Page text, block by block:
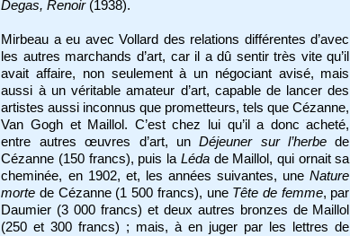
Degas, Renoir (1938).
Mirbeau a eu avec Vollard des relations différentes d’avec
les autres marchands d’art, car il a dû sentir très vite qu’il
avait affaire, non seulement à un négociant avisé, mais
aussi à un véritable amateur d’art, capable de lancer des
artistes aussi inconnus que prometteurs, tels que Cézanne,
Van Gogh et Maillol. C’est chez lui qu’il a donc acheté,
entre autres œuvres d’art, unDéjeuner sur l’herbe de
Cézanne (150 francs), puis la Lédade Maillol, qui ornait sa
cheminée, en 1902, et, les années suivantes, uneNature
morte de Cézanne (1 500 francs), une Tête de femme, par
Daumier (3 000 francs) et deux autres bronzes de Maillol
(250 et 300 francs) ; mais, à en juger par les lettres de